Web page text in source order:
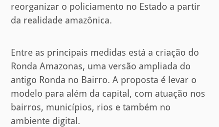
reorganizar o policiamento no Estado a partir
da realidade amazônica.
Entre as principais medidas está a criação do
Ronda Amazonas, uma versão ampliada do
antigo Ronda no Bairro. A proposta é levar o
modelo para além da capital, com atuação nos
bairros, municípios, rios e também no
ambiente digital.